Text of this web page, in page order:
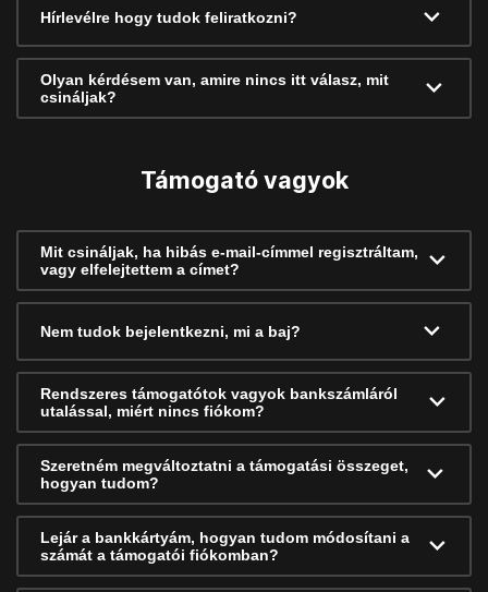
Hírlevélre hogy tudok feliratkozni?
Olyan kérdésem van, amire nincs itt válasz, mit
csináljak?
Támogató vagyok
Mit csináljak, ha hibás e-mail-címmel regisztráltam,
vagy elfelejtettem a címet?
Nem tudok bejelentkezni, mi a baj?
Rendszeres támogatótok vagyok bankszámláról
utalással, miért nincs fiókom?
Szeretném megváltoztatni a támogatási összeget,
hogyan tudom?
Lejár a bankkártyám, hogyan tudom módosítani a
számát a támogatói fiókomban?